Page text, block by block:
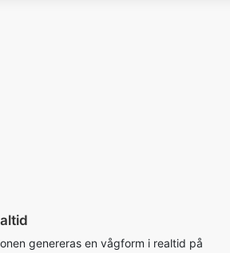
genereras en vågform i realtid på